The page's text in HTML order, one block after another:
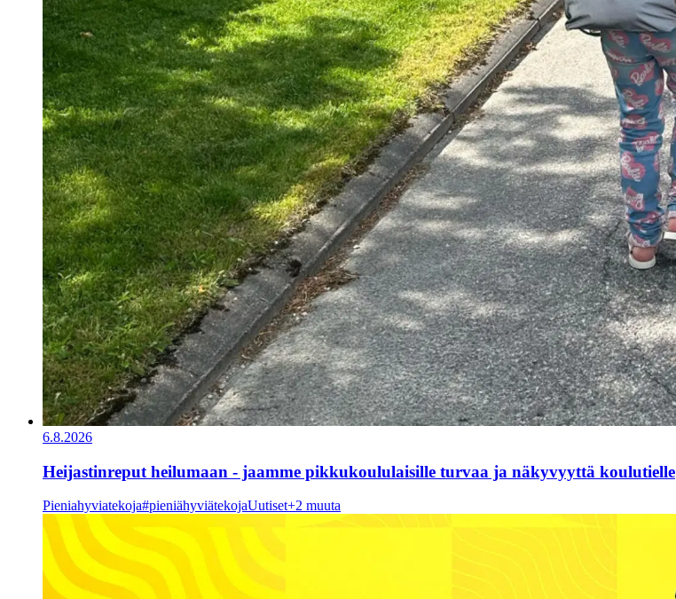
6.8.2026
Heijastinreput heilumaan - jaamme pikkukoululaisille turvaa ja näkyvyyttä koulutielle
Pieniahyviatekoja#pieniähyviätekojaUutiset+2 muuta